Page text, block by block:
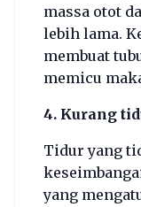
massa otot
lebih lama.
membuat
memicu
4. Kurang
Tidur yang
yang